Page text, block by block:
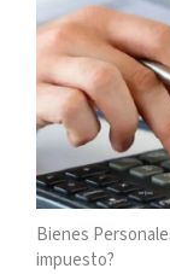
Bienes
impuesto?